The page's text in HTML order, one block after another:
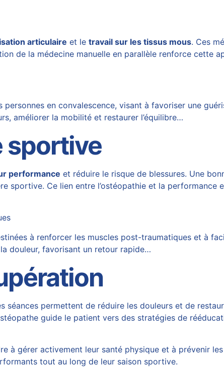
articulaire et letravail sur les tissus mous. Ces
de la médecine manuelle en parallèle renforce cette
en convalescence, visant à favoriser une
améliorer la mobilité et restaurer l’équilibre…
sportive
performance et réduire le risque de blessures. Une
sportive. Ce lien entre l’ostéopathie et la performance
à renforcer les muscles post-traumatiques et à
douleur, favorisant un retour rapide…
séances permettent de réduire les douleurs et de
guide le patient vers des stratégies de
à gérer activement leur santé physique et à prévenir
tout au long de leur saison sportive.